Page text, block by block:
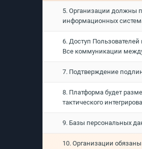
5. Организации должны
информационных
6. Доступ
Все коммуникации
7. Подтверждение
8. Платформа будет
тактического
9. Базы персональных
10. Организации